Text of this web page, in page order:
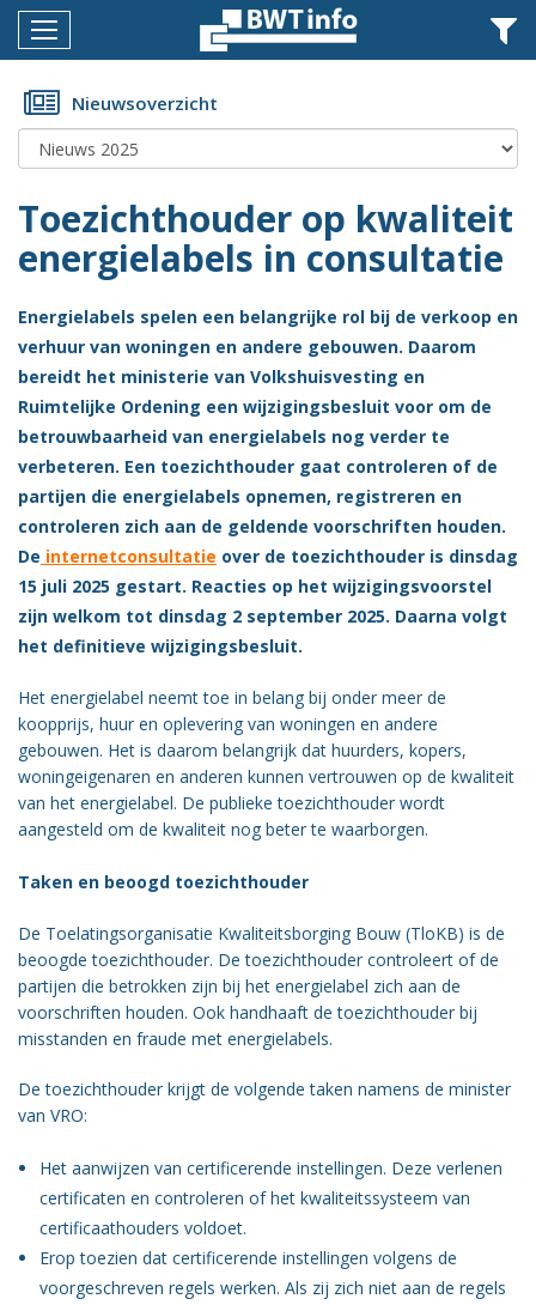
Menu
Home
Nieuws
Documenten
Fotoalbums
Opleidingen
Over
BWT
BMK
Vacatures
Vereniging
BWT
Nieuwsoverzicht
Toezichthouder op kwaliteit
energielabels in consultatie
Energielabels spelen een belangrijke rol bij de verkoop en
verhuur van woningen en andere gebouwen. Daarom
bereidt het ministerie van Volkshuisvesting en
Ruimtelijke Ordening een wijzigingsbesluit voor om de
betrouwbaarheid van energielabels nog verder te
verbeteren. Een toezichthouder gaat controleren of de
partijen die energielabels opnemen, registreren en
controleren zich aan de geldende voorschriften houden.
De internetconsultatie over de toezichthouder is dinsdag
15 juli 2025 gestart. Reacties op het wijzigingsvoorstel
zijn welkom tot dinsdag 2 september 2025. Daarna volgt
het definitieve wijzigingsbesluit.
Het energielabel neemt toe in belang bij onder meer de
koopprijs, huur en oplevering van woningen en andere
gebouwen. Het is daarom belangrijk dat huurders, kopers,
woningeigenaren en anderen kunnen vertrouwen op de kwaliteit
van het energielabel. De publieke toezichthouder wordt
aangesteld om de kwaliteit nog beter te waarborgen.
Taken en beoogd toezichthouder
De Toelatingsorganisatie Kwaliteitsborging Bouw (TloKB) is de
beoogde toezichthouder. De toezichthouder controleert of de
partijen die betrokken zijn bij het energielabel zich aan de
voorschriften houden. Ook handhaaft de toezichthouder bij
misstanden en fraude met energielabels.
De toezichthouder krijgt de volgende taken namens de minister
van VRO:
Het aanwijzen van certificerende instellingen. Deze verlenen
certificaten en controleren of het kwaliteitssysteem van
certificaathouders voldoet.
Erop toezien dat certificerende instellingen volgens de
voorgeschreven regels werken. Als zij zich niet aan de regels